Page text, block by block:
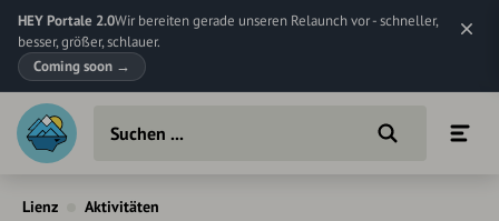
HEY Portale 2.0Wir bereiten gerade unseren Relaunch vor - schneller,
besser, größer, schlauer.
Coming soon →
Lienz Aktivitäten